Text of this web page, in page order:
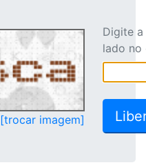
[trocar imagem]
Digite
lado no